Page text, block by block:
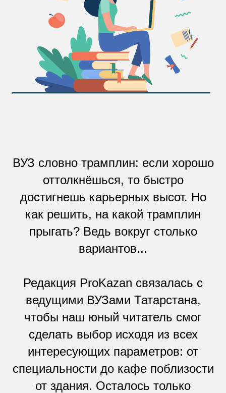
ВУЗ словно трамплин: если хорошо
оттолкнёшься, то быстро
достигнешь карьерных высот. Но
как решить, на какой трамплин
прыгать? Ведь вокруг столько
вариантов...
Редакция ProKazan связалась с
ведущими ВУЗами Татарстана,
чтобы наш юный читатель смог
сделать выбор исходя из всех
интересующих параметров: от
специальности до кафе поблизости
от здания. Осталось только